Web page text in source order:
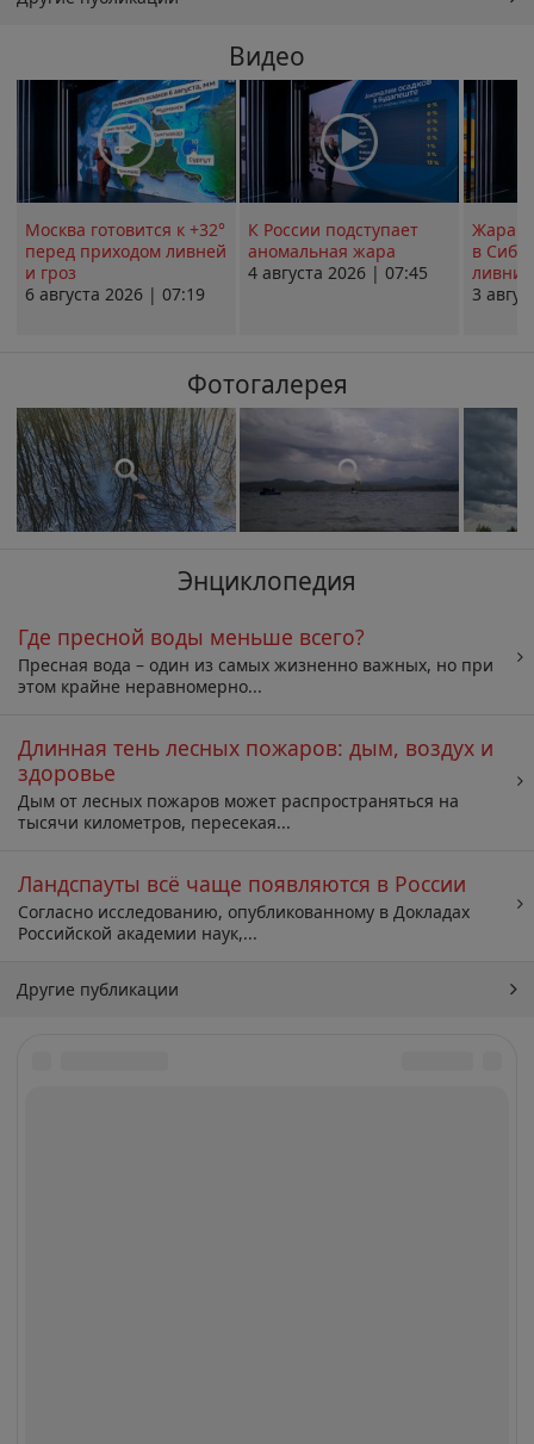
Видео
Москва готовится к +32°
перед приходом ливней
и гроз
6 августа 2026 | 07:19
К России подступает
аномальная жара
4 августа 2026 | 07:45
Жара в
в
ливни
3
Фотогалерея
Энциклопедия
Где пресной воды меньше всего?
Пресная вода – один из самых жизненно важных, но при
этом крайне неравномерно...
Длинная тень лесных пожаров: дым, воздух и
здоровье
Дым от лесных пожаров может распространяться на
тысячи километров, пересекая...
Ландспауты всё чаще появляются в России
Согласно исследованию, опубликованному в Докладах
Российской академии наук,...
Другие публикации